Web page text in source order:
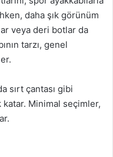
daha şık görünüm
veya deri botlar da
tarzı, genel
sırt çantası gibi
Minimal seçimler,